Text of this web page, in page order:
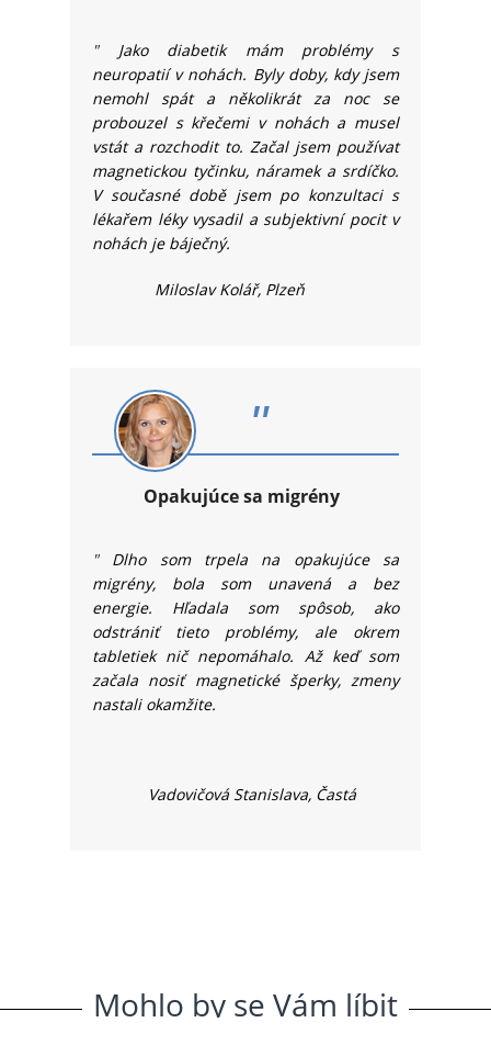
" Jako diabetik mám problémy s
neuropatií v nohách. Byly doby, kdy jsem
nemohl spát a několikrát za noc se
probouzel s křečemi v nohách a musel
vstát a rozchodit to. Začal jsem používat
magnetickou tyčinku, náramek a srdíčko.
V současné době jsem po konzultaci s
lékařem léky vysadil a subjektivní pocit v
nohách je báječný.
Miloslav Kolář, Plzeň
"
Opakujúce sa migrény
"
Dlho som trpela na opakujúce sa
migrény, bola som unavená a bez
energie. Hľadala som spôsob, ako
odstrániť tieto problémy, ale okrem
tabletiek nič nepomáhalo. Až keď som
začala nosiť magnetické šperky, zmeny
nastali okamžite.
Vadovičová Stanislava, Častá
Mohlo by se Vám líbit